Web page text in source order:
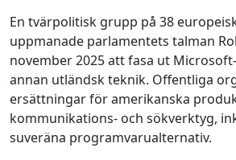
En tvärpolitisk grupp på 38
uppmanade parlamentets talman
november 2025 att fasa ut
annan utländsk teknik. Offentliga
ersättningar för amerikanska
kommunikations‑ och sökverktyg,
suveräna programvarualternativ.